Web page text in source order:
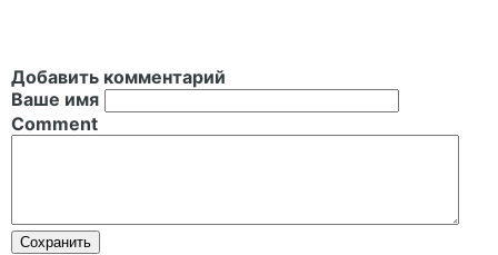
Добавить комментарий
Ваше имя
Comment